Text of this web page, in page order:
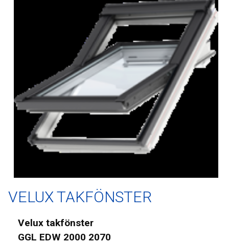
VELUX TAKFÖNSTER
Velux takfönster
GGL EDW 2000 2070